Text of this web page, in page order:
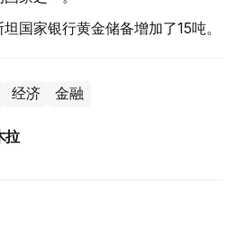
国家银行黄金储备增加了15吨。
经济 金融
拉